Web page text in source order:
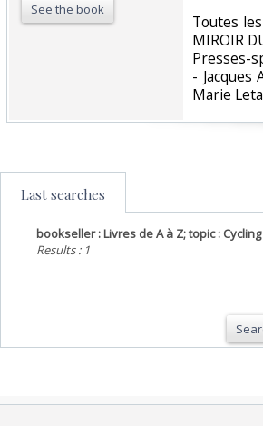
See the book
‎Toutes
MIROIR
Presses-
- Jacques
Marie
Last searches
bookseller : Livres de A à Z; topic : Cycling
Results : 1